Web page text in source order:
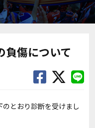
負傷について
とおり診断を受けまし